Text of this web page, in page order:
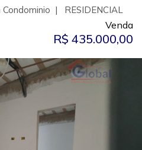
| RESIDENCIAL
Venda
R$ 435.000,00